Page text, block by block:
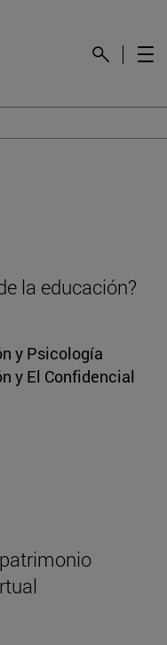
la educación?
y Psicología
y El Confidencial